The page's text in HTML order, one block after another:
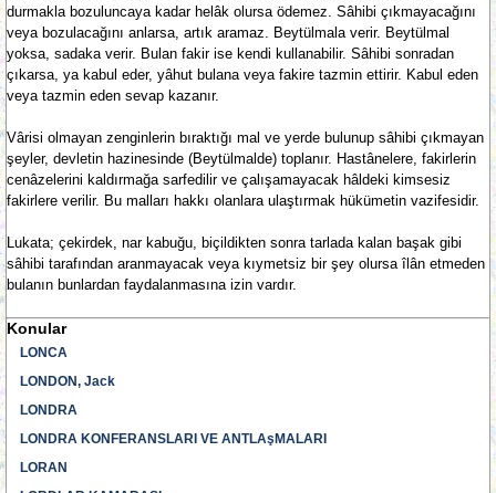
durmakla bozuluncaya kadar helâk olursa ödemez. Sâhibi çıkmayacağını
veya bozulacağını anlarsa, artık aramaz. Beytülmala verir. Beytülmal
yoksa, sadaka verir. Bulan fakir ise kendi kullanabilir. Sâhibi sonradan
çıkarsa, ya kabul eder, yâhut bulana veya fakire tazmin ettirir. Kabul eden
veya tazmin eden sevap kazanır.
Vârisi olmayan zenginlerin bıraktığı mal ve yerde bulunup sâhibi çıkmayan
şeyler, devletin hazinesinde (Beytülmalde) toplanır. Hastânelere, fakirlerin
cenâzelerini kaldırmağa sarfedilir ve çalışamayacak hâldeki kimsesiz
fakirlere verilir. Bu malları hakkı olanlara ulaştırmak hükümetin vazifesidir.
Lukata; çekirdek, nar kabuğu, biçildikten sonra tarlada kalan başak gibi
sâhibi tarafından aranmayacak veya kıymetsiz bir şey olursa îlân etmeden
bulanın bunlardan faydalanmasına izin vardır.
Konular
LONCA
LONDON, Jack
LONDRA
LONDRA KONFERANSLARI VE ANTLAşMALARI
LORAN